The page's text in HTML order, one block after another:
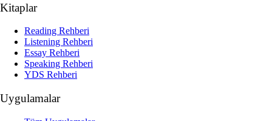
Kitaplar
Reading Rehberi
Listening Rehberi
Essay Rehberi
Speaking Rehberi
YDS Rehberi
Uygulamalar